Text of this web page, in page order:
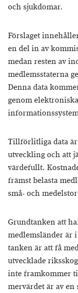
och sjukdomar.
Förslaget
en del in av
medan resten av
medlemsstaterna
Denna data
genom
Tillförlitliga data är
utveckling och att
värdefullt.
främst belasta
små- och
Grundtanken att
medlemsländer är
tanken är att få
utvecklade
inte framkommer
mervärdet är av en